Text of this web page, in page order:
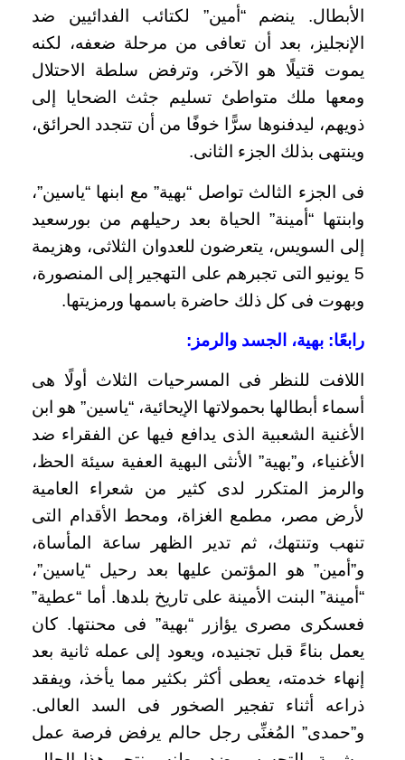
الأبطال. ينضم “أمين” لكتائب الفدائيين ضد
الإنجليز، بعد أن تعافى من مرحلة ضعفه، لكنه
يموت قتيلًا هو الآخر، وترفض سلطة الاحتلال
ومعها ملك متواطئ تسليم جثث الضحايا إلى
ذويهم، ليدفنوها سرًّا خوفًا من أن تتجدد الحرائق،
وينتهى بذلك الجزء الثانى.
فى الجزء الثالث تواصل “بهية” مع ابنها “ياسين”،
وابنتها “أمينة” الحياة بعد رحيلهم من بورسعيد
إلى السويس، يتعرضون للعدوان الثلاثى، وهزيمة
5 يونيو التى تجبرهم على التهجير إلى المنصورة،
وبهوت فى كل ذلك حاضرة باسمها ورمزيتها.
رابعًا: بهية، الجسد والرمز:
اللافت للنظر فى المسرحيات الثلاث أولًا هى
أسماء أبطالها بحمولاتها الإيحائية، “ياسين” هو ابن
الأغنية الشعبية الذى يدافع فيها عن الفقراء ضد
الأغنياء، و”بهية” الأنثى البهية العفية سيئة الحظ،
والرمز المتكرر لدى كثير من شعراء العامية
لأرض مصر، مطمع الغزاة، ومحط الأقدام التى
تنهب وتنتهك، ثم تدير الظهر ساعة المأساة،
و”أمين” هو المؤتمن عليها بعد رحيل “ياسين”،
“أمينة” البنت الأمينة على تاريخ بلدها. أما “عطية”
فعسكرى مصرى يؤازر “بهية” فى محنتها. كان
يعمل بناءً قبل تجنيده، ويعود إلى عمله ثانية بعد
إنهاء خدمته، يعطى أكثر بكثير مما يأخذ، ويفقد
ذراعه أثناء تفجير الصخور فى السد العالى.
و”حمدى” المُغنِّى رجل حالم يرفض فرصة عمل